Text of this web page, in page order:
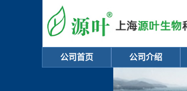
公司首页 公司介绍